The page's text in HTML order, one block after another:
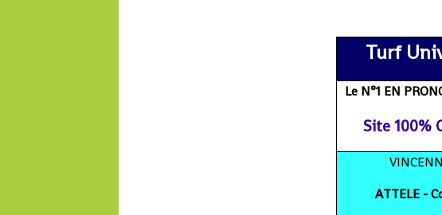
Turf
Le N°1 EN
Site 100%
ATTELE - C